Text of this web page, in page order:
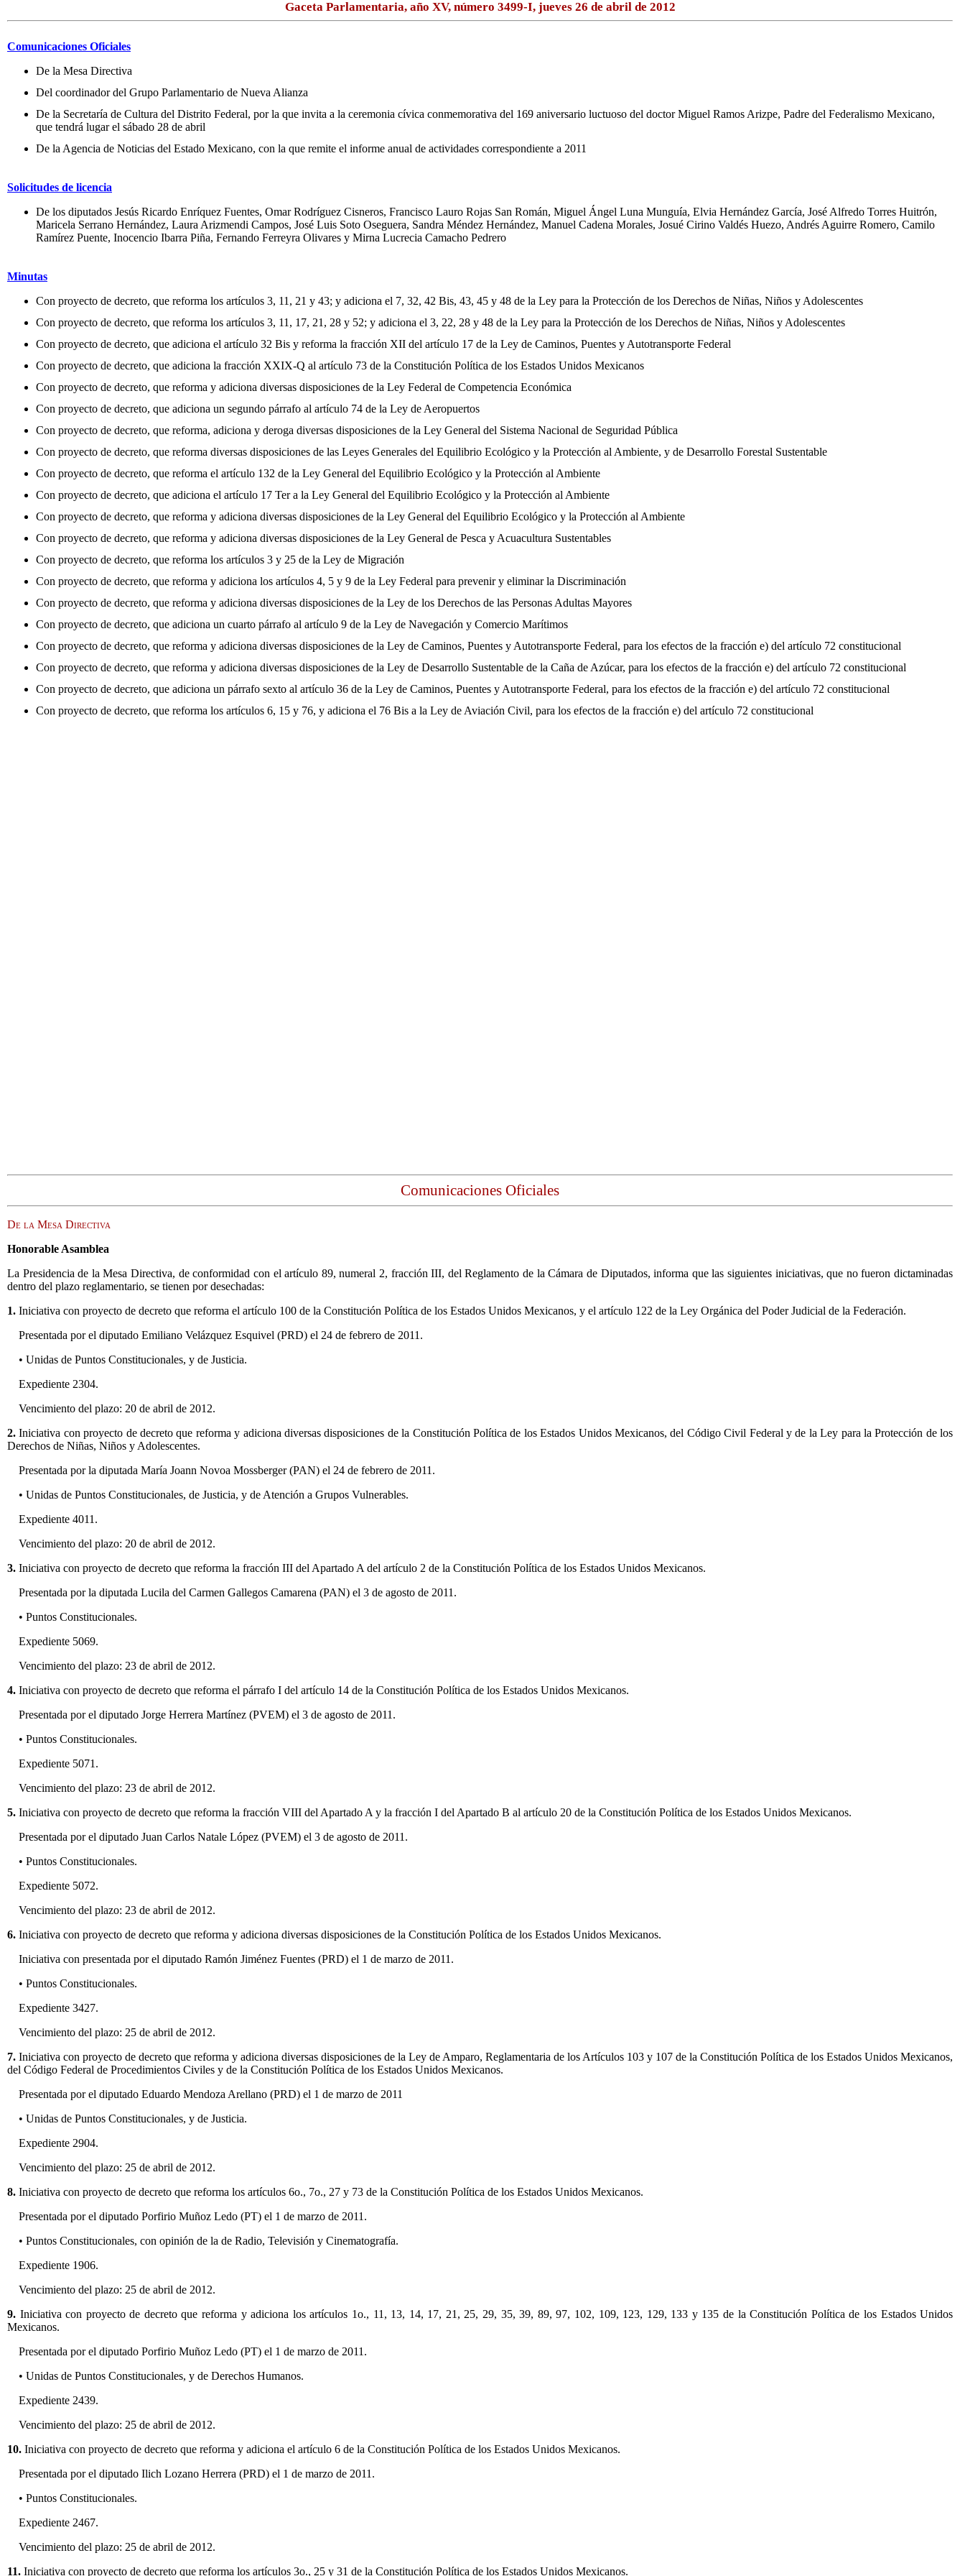
Gaceta Parlamentaria, año XV, número 3499-I, jueves 26 de abril de 2012
Comunicaciones Oficiales
De la Mesa Directiva
Del coordinador del Grupo Parlamentario de Nueva Alianza
De la Secretaría de Cultura del Distrito Federal, por la que invita a la ceremonia cívica conmemorativa del 169 aniversario luctuoso del doctor Miguel Ramos Arizpe, Padre del Federalismo Mexicano,
que tendrá lugar el sábado 28 de abril
De la Agencia de Noticias del Estado Mexicano, con la que remite el informe anual de actividades correspondiente a 2011
Solicitudes de licencia
De los diputados Jesús Ricardo Enríquez Fuentes, Omar Rodríguez Cisneros, Francisco Lauro Rojas San Román, Miguel Ángel Luna Munguía, Elvia Hernández García, José Alfredo Torres Huitrón,
Maricela Serrano Hernández, Laura Arizmendi Campos, José Luis Soto Oseguera, Sandra Méndez Hernández, Manuel Cadena Morales, Josué Cirino Valdés Huezo, Andrés Aguirre Romero, Camilo
Ramírez Puente, Inocencio Ibarra Piña, Fernando Ferreyra Olivares y Mirna Lucrecia Camacho Pedrero
Minutas
Con proyecto de decreto, que reforma los artículos 3, 11, 21 y 43; y adiciona el 7, 32, 42 Bis, 43, 45 y 48 de la Ley para la Protección de los Derechos de Niñas, Niños y Adolescentes
Con proyecto de decreto, que reforma los artículos 3, 11, 17, 21, 28 y 52; y adiciona el 3, 22, 28 y 48 de la Ley para la Protección de los Derechos de Niñas, Niños y Adolescentes
Con proyecto de decreto, que adiciona el artículo 32 Bis y reforma la fracción XII del artículo 17 de la Ley de Caminos, Puentes y Autotransporte Federal
Con proyecto de decreto, que adiciona la fracción XXIX-Q al artículo 73 de la Constitución Política de los Estados Unidos Mexicanos
Con proyecto de decreto, que reforma y adiciona diversas disposiciones de la Ley Federal de Competencia Económica
Con proyecto de decreto, que adiciona un segundo párrafo al artículo 74 de la Ley de Aeropuertos
Con proyecto de decreto, que reforma, adiciona y deroga diversas disposiciones de la Ley General del Sistema Nacional de Seguridad Pública
Con proyecto de decreto, que reforma diversas disposiciones de las Leyes Generales del Equilibrio Ecológico y la Protección al Ambiente, y de Desarrollo Forestal Sustentable
Con proyecto de decreto, que reforma el artículo 132 de la Ley General del Equilibrio Ecológico y la Protección al Ambiente
Con proyecto de decreto, que adiciona el artículo 17 Ter a la Ley General del Equilibrio Ecológico y la Protección al Ambiente
Con proyecto de decreto, que reforma y adiciona diversas disposiciones de la Ley General del Equilibrio Ecológico y la Protección al Ambiente
Con proyecto de decreto, que reforma y adiciona diversas disposiciones de la Ley General de Pesca y Acuacultura Sustentables
Con proyecto de decreto, que reforma los artículos 3 y 25 de la Ley de Migración
Con proyecto de decreto, que reforma y adiciona los artículos 4, 5 y 9 de la Ley Federal para prevenir y eliminar la Discriminación
Con proyecto de decreto, que reforma y adiciona diversas disposiciones de la Ley de los Derechos de las Personas Adultas Mayores
Con proyecto de decreto, que adiciona un cuarto párrafo al artículo 9 de la Ley de Navegación y Comercio Marítimos
Con proyecto de decreto, que reforma y adiciona diversas disposiciones de la Ley de Caminos, Puentes y Autotransporte Federal, para los efectos de la fracción e) del artículo 72 constitucional
Con proyecto de decreto, que reforma y adiciona diversas disposiciones de la Ley de Desarrollo Sustentable de la Caña de Azúcar, para los efectos de la fracción e) del artículo 72 constitucional
Con proyecto de decreto, que adiciona un párrafo sexto al artículo 36 de la Ley de Caminos, Puentes y Autotransporte Federal, para los efectos de la fracción e) del artículo 72 constitucional
Con proyecto de decreto, que reforma los artículos 6, 15 y 76, y adiciona el 76 Bis a la Ley de Aviación Civil, para los efectos de la fracción e) del artículo 72 constitucional
Comunicaciones Oficiales
De la Mesa Directiva
Honorable Asamblea
La Presidencia de la Mesa Directiva, de conformidad con el artículo 89, numeral 2, fracción III, del Reglamento de la Cámara de Diputados, informa que las siguientes iniciativas, que no fueron dictaminadas
dentro del plazo reglamentario, se tienen por desechadas:
1. Iniciativa con proyecto de decreto que reforma el artículo 100 de la Constitución Política de los Estados Unidos Mexicanos, y el artículo 122 de la Ley Orgánica del Poder Judicial de la Federación.
Presentada por el diputado Emiliano Velázquez Esquivel (PRD) el 24 de febrero de 2011.
• Unidas de Puntos Constitucionales, y de Justicia.
Expediente 2304.
Vencimiento del plazo: 20 de abril de 2012.
2. Iniciativa con proyecto de decreto que reforma y adiciona diversas disposiciones de la Constitución Política de los Estados Unidos Mexicanos, del Código Civil Federal y de la Ley para la Protección de los
Derechos de Niñas, Niños y Adolescentes.
Presentada por la diputada María Joann Novoa Mossberger (PAN) el 24 de febrero de 2011.
• Unidas de Puntos Constitucionales, de Justicia, y de Atención a Grupos Vulnerables.
Expediente 4011.
Vencimiento del plazo: 20 de abril de 2012.
3. Iniciativa con proyecto de decreto que reforma la fracción III del Apartado A del artículo 2 de la Constitución Política de los Estados Unidos Mexicanos.
Presentada por la diputada Lucila del Carmen Gallegos Camarena (PAN) el 3 de agosto de 2011.
• Puntos Constitucionales.
Expediente 5069.
Vencimiento del plazo: 23 de abril de 2012.
4. Iniciativa con proyecto de decreto que reforma el párrafo I del artículo 14 de la Constitución Política de los Estados Unidos Mexicanos.
Presentada por el diputado Jorge Herrera Martínez (PVEM) el 3 de agosto de 2011.
• Puntos Constitucionales.
Expediente 5071.
Vencimiento del plazo: 23 de abril de 2012.
5. Iniciativa con proyecto de decreto que reforma la fracción VIII del Apartado A y la fracción I del Apartado B al artículo 20 de la Constitución Política de los Estados Unidos Mexicanos.
Presentada por el diputado Juan Carlos Natale López (PVEM) el 3 de agosto de 2011.
• Puntos Constitucionales.
Expediente 5072.
Vencimiento del plazo: 23 de abril de 2012.
6. Iniciativa con proyecto de decreto que reforma y adiciona diversas disposiciones de la Constitución Política de los Estados Unidos Mexicanos.
Iniciativa con presentada por el diputado Ramón Jiménez Fuentes (PRD) el 1 de marzo de 2011.
• Puntos Constitucionales.
Expediente 3427.
Vencimiento del plazo: 25 de abril de 2012.
7. Iniciativa con proyecto de decreto que reforma y adiciona diversas disposiciones de la Ley de Amparo, Reglamentaria de los Artículos 103 y 107 de la Constitución Política de los Estados Unidos Mexicanos,
del Código Federal de Procedimientos Civiles y de la Constitución Política de los Estados Unidos Mexicanos.
Presentada por el diputado Eduardo Mendoza Arellano (PRD) el 1 de marzo de 2011
• Unidas de Puntos Constitucionales, y de Justicia.
Expediente 2904.
Vencimiento del plazo: 25 de abril de 2012.
8. Iniciativa con proyecto de decreto que reforma los artículos 6o., 7o., 27 y 73 de la Constitución Política de los Estados Unidos Mexicanos.
Presentada por el diputado Porfirio Muñoz Ledo (PT) el 1 de marzo de 2011.
• Puntos Constitucionales, con opinión de la de Radio, Televisión y Cinematografía.
Expediente 1906.
Vencimiento del plazo: 25 de abril de 2012.
9. Iniciativa con proyecto de decreto que reforma y adiciona los artículos 1o., 11, 13, 14, 17, 21, 25, 29, 35, 39, 89, 97, 102, 109, 123, 129, 133 y 135 de la Constitución Política de los Estados Unidos
Mexicanos.
Presentada por el diputado Porfirio Muñoz Ledo (PT) el 1 de marzo de 2011.
• Unidas de Puntos Constitucionales, y de Derechos Humanos.
Expediente 2439.
Vencimiento del plazo: 25 de abril de 2012.
10. Iniciativa con proyecto de decreto que reforma y adiciona el artículo 6 de la Constitución Política de los Estados Unidos Mexicanos.
Presentada por el diputado Ilich Lozano Herrera (PRD) el 1 de marzo de 2011.
• Puntos Constitucionales.
Expediente 2467.
Vencimiento del plazo: 25 de abril de 2012.
11. Iniciativa con proyecto de decreto que reforma los artículos 3o., 25 y 31 de la Constitución Política de los Estados Unidos Mexicanos.